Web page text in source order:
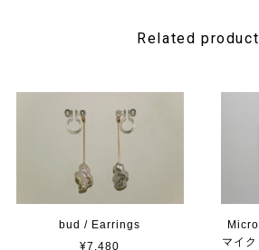
Related
bud / Earrings
¥7,480
マイ